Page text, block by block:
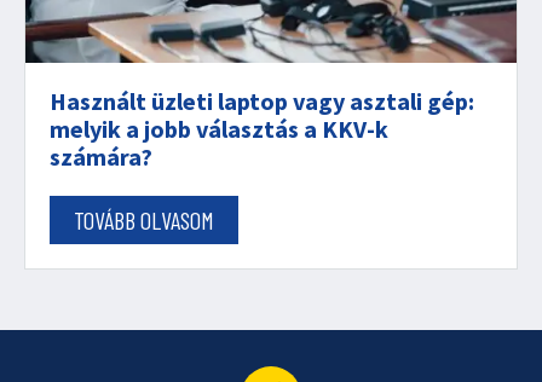
Használt üzleti laptop vagy asztali gép:
melyik a jobb választás a KKV-k
számára?
TOVÁBB OLVASOM